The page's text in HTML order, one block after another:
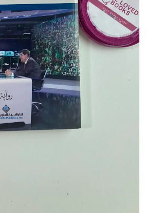
Create an account